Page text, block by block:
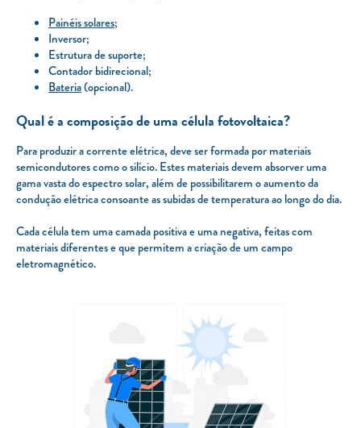
Painéis solares;
Inversor;
Estrutura de suporte;
Contador bidirecional;
Bateria(opcional).
Qual é a composição de uma célula fotovoltaica?
Para produzir a corrente elétrica, deve ser formada por materiais
semicondutores como o silício. Estes materiais devem absorver uma
gama vasta do espectro solar, além de possibilitarem o aumento da
condução elétrica consoante as subidas de temperatura ao longo do dia.
Cada célula tem uma camada positiva e uma negativa, feitas com
materiais diferentes e que permitem a criação de um campo
eletromagnético.